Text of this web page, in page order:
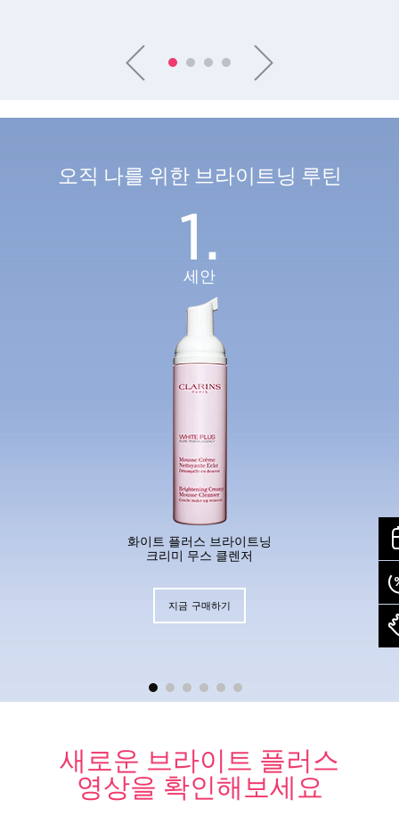
오직 나를 위한 브라이트닝 루틴
1.
세안
화이트 플러스 브라이트닝
크리미 무스 클렌저
지금 구매하기
1.
세안
새로운 브라이트 플러스
영상을 확인해보세요